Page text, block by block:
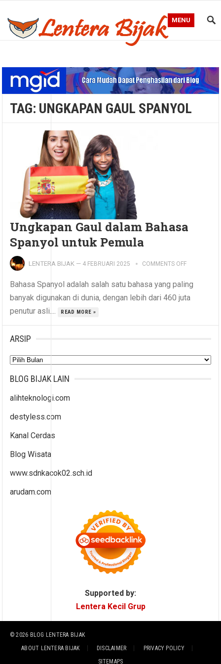
MENU
TAG: UNGKAPAN GAUL SPANYOL
Ungkapan Gaul dalam Bahasa
Spanyol untuk Pemula
LENTERA BIJAK — 4 FEBRUARI 2025 COMMENTS OFF
Bahasa Spanyol adalah salah satu bahasa yang paling
banyak digunakan di dunia, dengan lebih dari 460 juta
penutur asli....
READ MORE »
ARSIP
Arsip
BLOG BIJAK LAIN
alihteknologi.com
destyless.com
Kanal Cerdas
Blog Wisata
www.sdnkacok02.sch.id
arudam.com
Supported by:
Lentera Kecil Grup
© 2026 BLOG LENTERA BIJAK
ABOUT LENTERA BIJAK
DISCLAIMER
PRIVACY POLICY
SITEMAPS